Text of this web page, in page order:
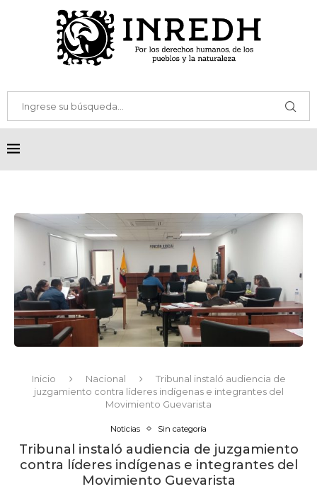
Inicio Nacional
Tribunal instaló audiencia de
juzgamiento contra líderes indígenas e integrantes del
Movimiento Guevarista
Noticias Sin categoría
Tribunal instaló audiencia de juzgamiento
contra líderes indígenas e integrantes del
Movimiento Guevarista